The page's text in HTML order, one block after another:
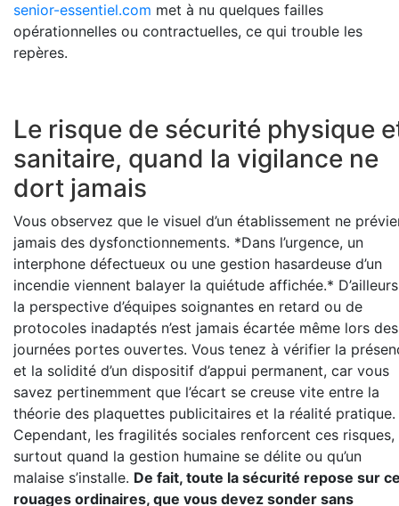
senior-essentiel.com met à nu quelques failles
opérationnelles ou contractuelles, ce qui trouble les
repères.
Le risque de sécurité physique
sanitaire, quand la vigilance ne
dort jamais
Vous observez que le visuel d’un établissement ne
jamais des dysfonctionnements. *Dans l’urgence, un
interphone défectueux ou une gestion hasardeuse d’un
incendie viennent balayer la quiétude affichée.*
la perspective d’équipes soignantes en retard ou de
protocoles inadaptés n’est jamais écartée même lors des
journées portes ouvertes. Vous tenez à vérifier la
et la solidité d’un dispositif d’appui permanent, car vous
savez pertinemment que l’écart se creuse vite entre la
théorie des plaquettes publicitaires et la réalité pratique.
Cependant, les fragilités sociales renforcent ces risques,
surtout quand la gestion humaine se délite ou qu’un
malaise s’installe. De fait, toute la sécurité repose sur
rouages ordinaires, que vous devez sonder sans